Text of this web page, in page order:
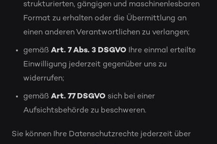
strukturierten, gängigen und maschinenlesbaren
Format zu erhalten oder die Übermittlung an
einen anderen Verantwortlichen zu verlangen;
gemäß Art. 7 Abs. 3 DSGVO Ihre einmal erteilte
Einwilligung jederzeit gegenüber uns zu
widerrufen;
gemäß Art. 77 DSGVO sich bei einer
Aufsichtsbehörde zu beschweren.
Sie können Ihre Datenschutzrechte jederzeit über